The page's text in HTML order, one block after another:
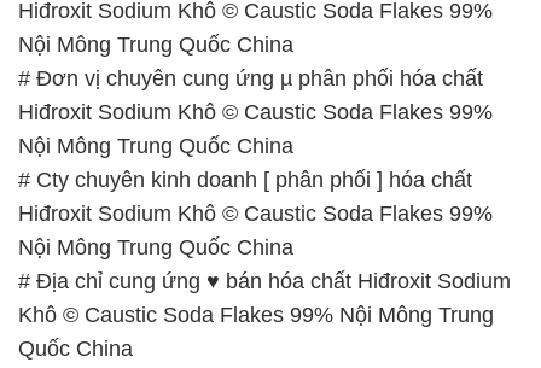
Hiđroxit Sodium Khô © Caustic Soda Flakes 99%
Nội Mông Trung Quốc China
# Đơn vị chuyên cung ứng µ phân phối hóa chất
Hiđroxit Sodium Khô © Caustic Soda Flakes 99%
Nội Mông Trung Quốc China
# Cty chuyên kinh doanh [ phân phối ] hóa chất
Hiđroxit Sodium Khô © Caustic Soda Flakes 99%
Nội Mông Trung Quốc China
# Địa chỉ cung ứng ♥ bán hóa chất Hiđroxit Sodium
Khô © Caustic Soda Flakes 99% Nội Mông Trung
Quốc China